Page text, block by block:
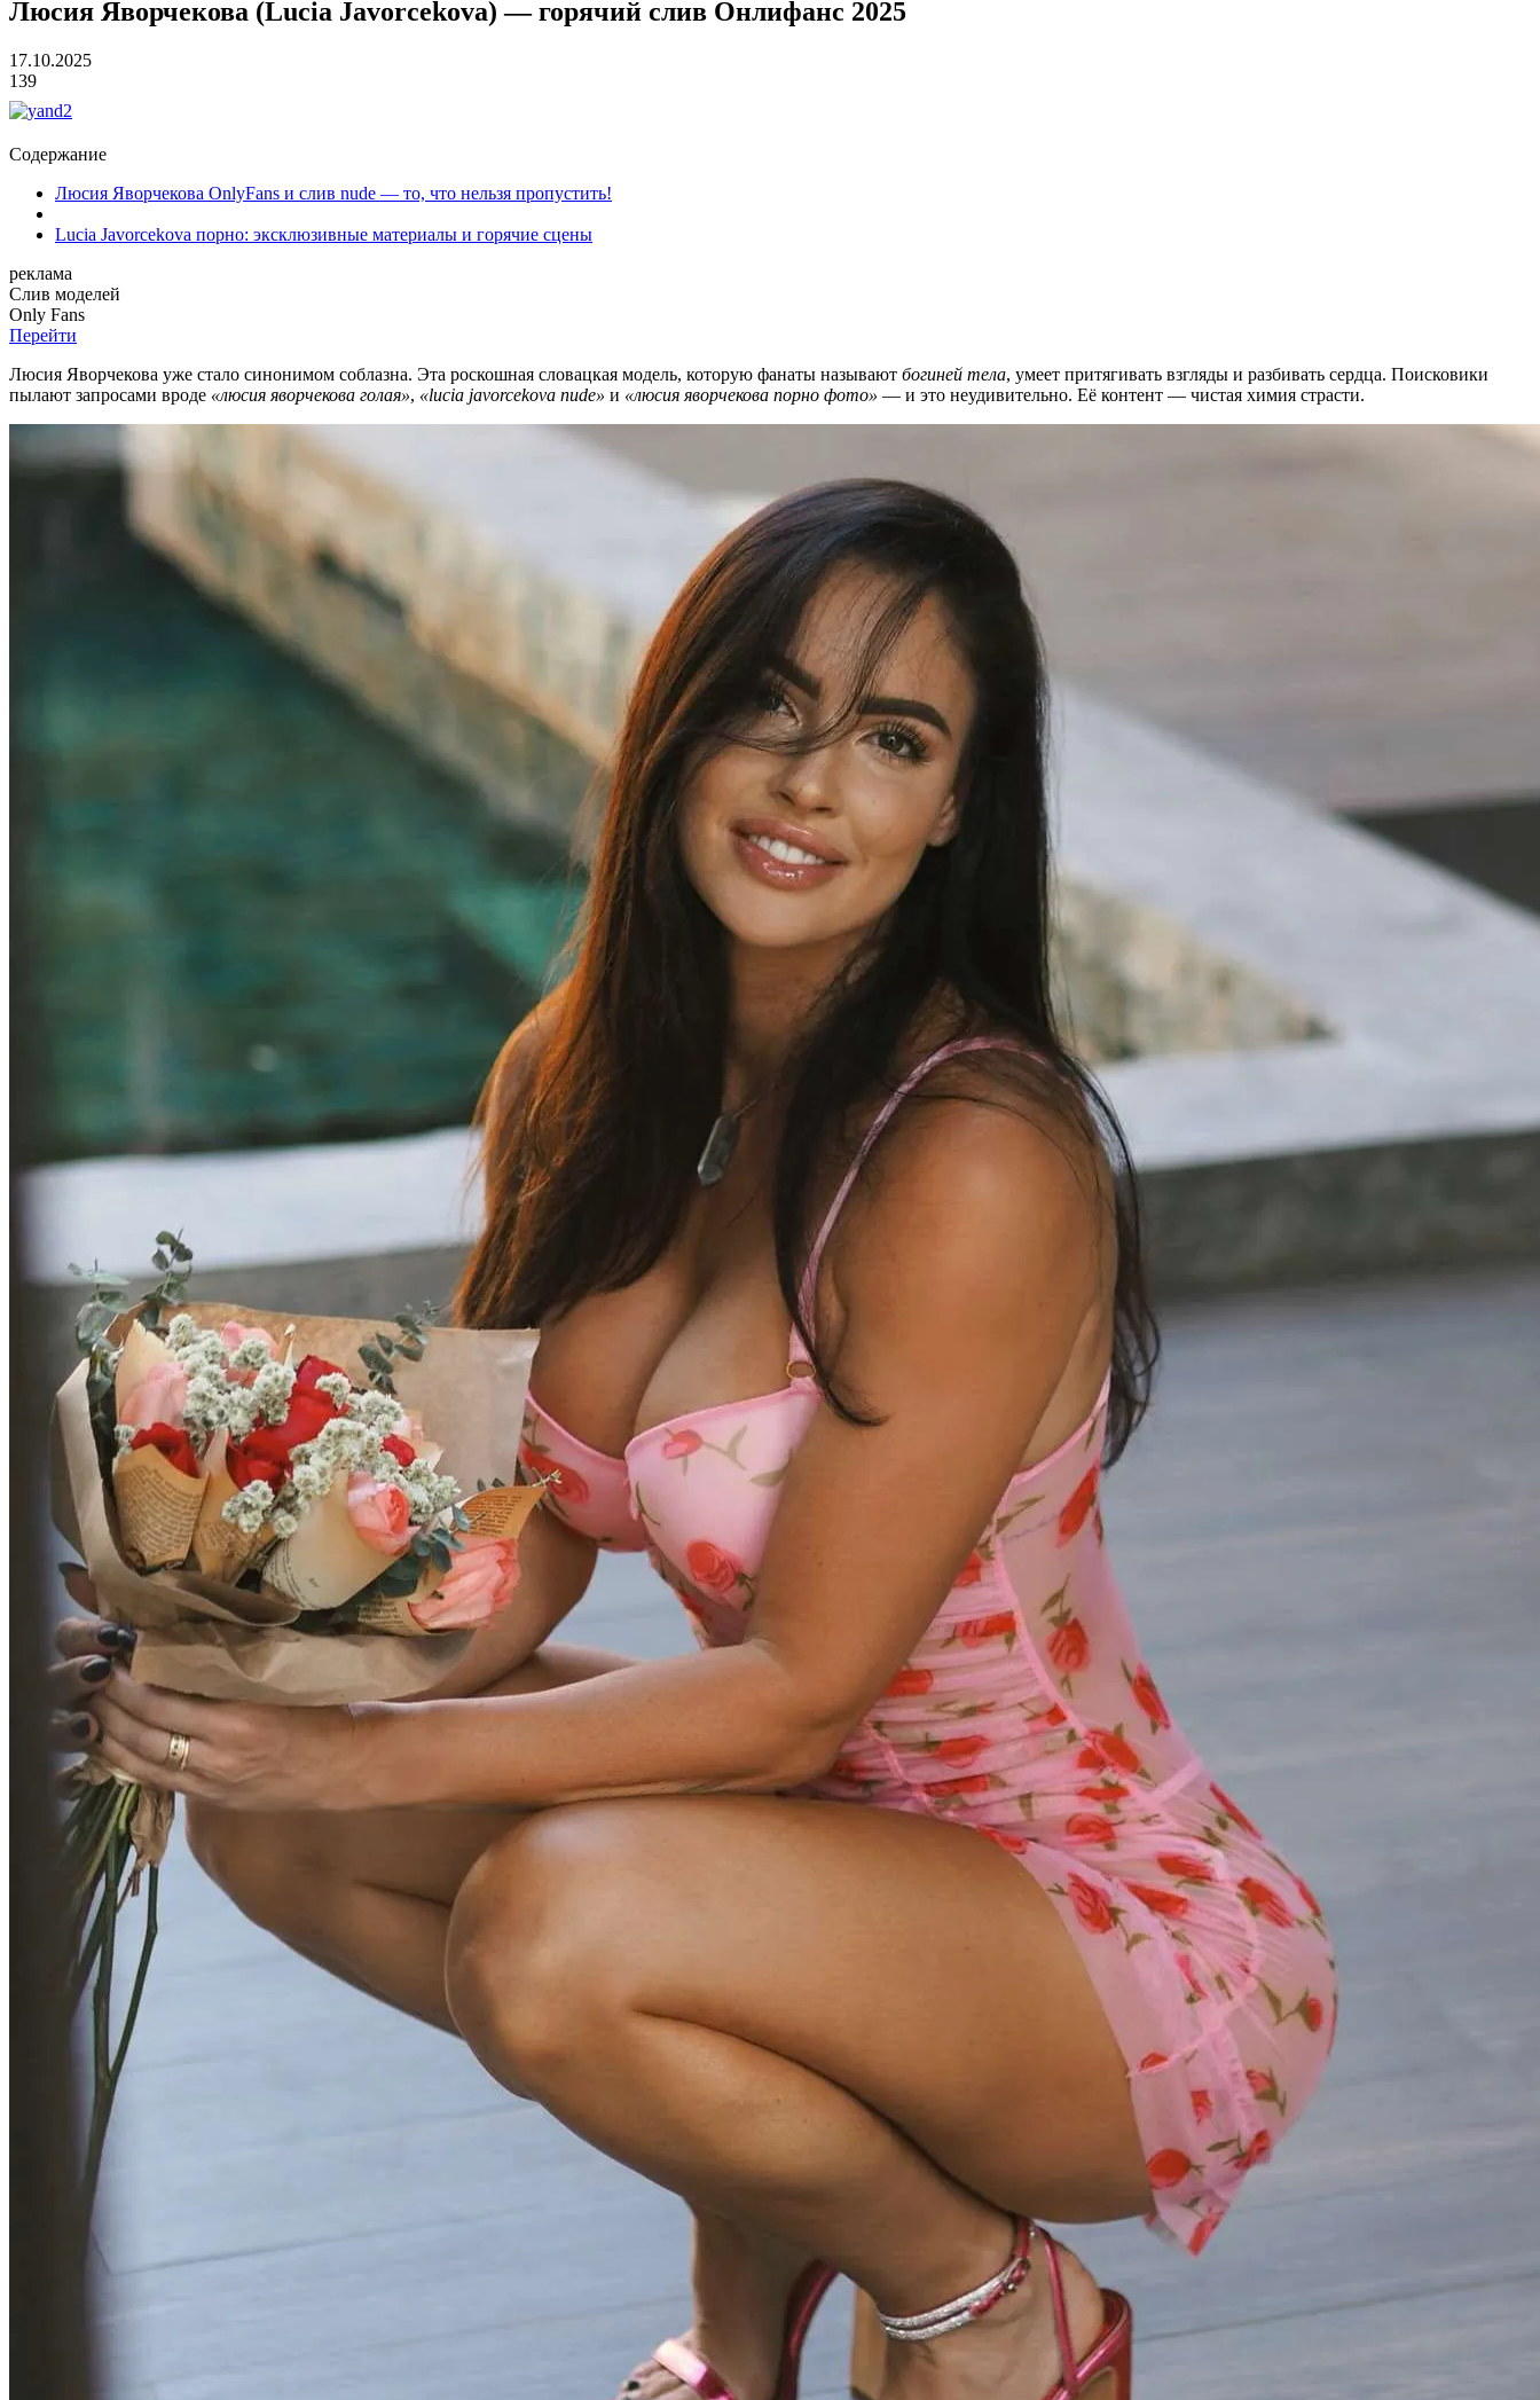
Люсия Яворчекова (Lucia Javorcekova) — горячий слив Онлифанс 2025
17.10.2025
139
Содержание
Люсия Яворчекова OnlyFans и слив nude — то, что нельзя пропустить!
Lucia Javorcekova порно: эксклюзивные материалы и горячие сцены
реклама
Слив моделей
Only Fans
Перейти
Люсия Яворчекова уже стало синонимом соблазна. Эта роскошная словацкая модель, которую фанаты называют богиней тела, умеет притягивать взгляды и разбивать сердца. Поисковики
пылают запросами вроде «люсия яворчекова голая», «lucia javorcekova nude» и «люсия яворчекова порно фото» — и это неудивительно. Её контент — чистая химия страсти.